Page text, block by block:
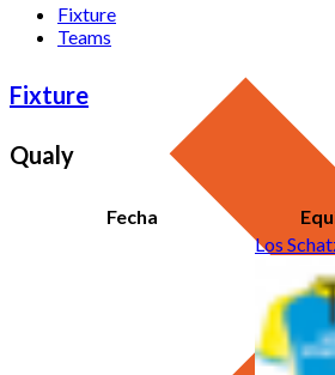
Fixture
Teams
Fixture
Qualy
Fecha
Los